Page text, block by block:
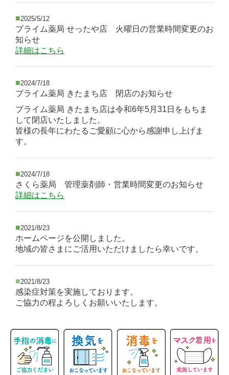
■2025/5/12
プライム薬局 せったや店 火曜日の営業時間変更のお
知らせ
詳細はこちら
■2024/7/18
プライム薬局 きたまち店 閉店のお知らせ
プライム薬局 きたまち店は令和6年5月31日をもちま
して閉店いたしました。
皆様の長年にわたるご愛顧に心から感謝申し上げま
す。
■2024/7/18
さくら薬局 管理薬剤師・営業時間変更のお知らせ
詳細はこちら
■2021/8/23
ホームページを公開しました。
地域の皆さまにご活用いただけましたら幸いです。
■2021/8/23
感染症対策を実施しております。
ご協力の程よろしくお願いいたします。